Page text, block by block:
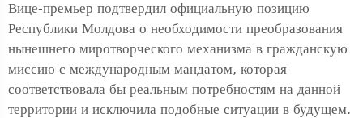
Вице-премьер подтвердил официальную позицию
Республики Молдова о необходимости преобразования
нынешнего миротворческого механизма в гражданскую
миссию с международным мандатом, которая
соответствовала бы реальным потребностям на данной
территории и исключила подобные ситуации в будущем.